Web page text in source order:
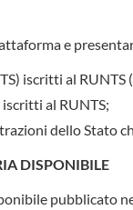
e
iscritti al
al RUNTS;
dello Stato
DISPONIBILE
pubblicato